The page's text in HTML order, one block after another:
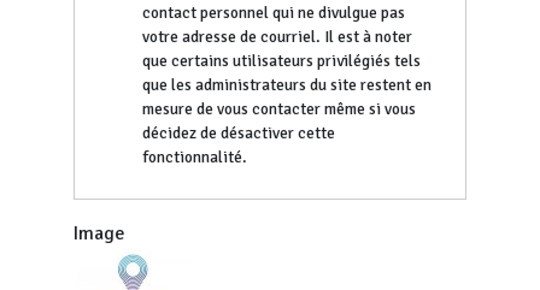
contact personnel qui ne divulgue pas
votre adresse de courriel. Il est à noter
que certains utilisateurs privilégiés tels
que les administrateurs du site restent en
mesure de vous contacter même si vous
décidez de désactiver cette
fonctionnalité.
Image